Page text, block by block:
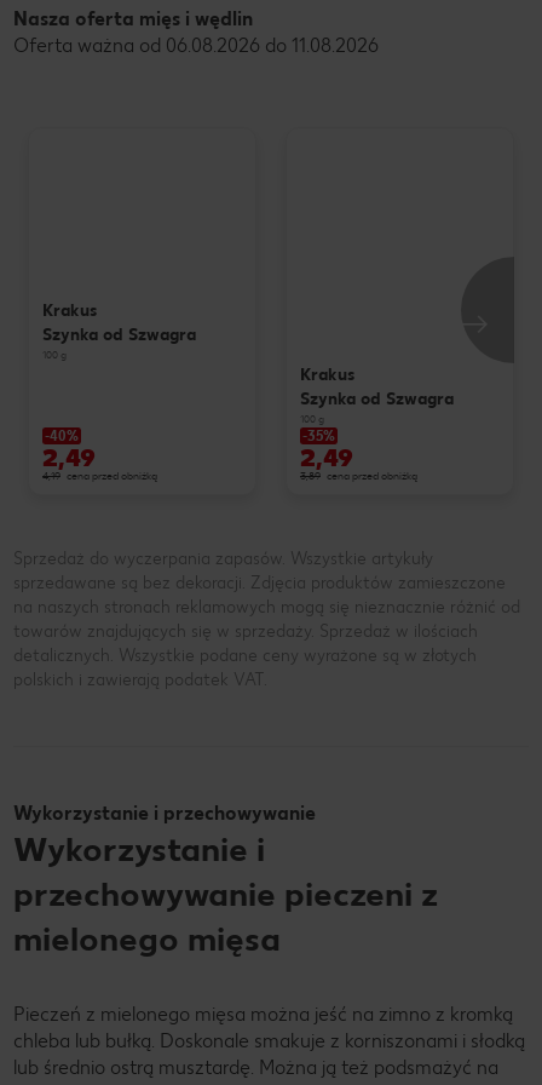
Nasza oferta mięs i wędlin
Oferta ważna od 06.08.2026 do 11.08.2026
Krakus
Szynka od Szwagra
100 g
-40%
2,49
4,19 cena przed obniżką
Krakus
Szynka od Szwagra
100 g
-35%
2,49
3,89 cena przed obniżką
Sprzedaż do wyczerpania zapasów. Wszystkie artykuły
sprzedawane są bez dekoracji. Zdjęcia produktów zamieszczone
na naszych stronach reklamowych mogą się nieznacznie różnić od
towarów znajdujących się w sprzedaży. Sprzedaż w ilościach
detalicznych. Wszystkie podane ceny wyrażone są w złotych
polskich i zawierają podatek VAT.
Wykorzystanie i przechowywanie
Wykorzystanie i
przechowywanie pieczeni z
mielonego mięsa
Pieczeń z mielonego mięsa można jeść na zimno z kromką
chleba lub bułką. Doskonale smakuje z korniszonami i słodką
lub średnio ostrą musztardę. Można ją też podsmażyć na